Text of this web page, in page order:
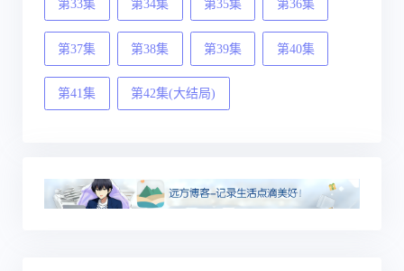
第33集 第34集 第35集 第36集
第37集 第38集 第39集 第40集
第41集 第42集(大结局)